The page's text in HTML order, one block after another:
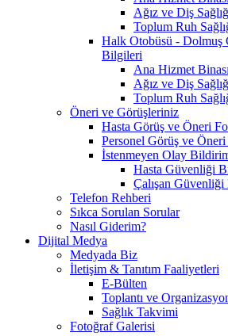
Ağız ve Diş
Toplum Ruh
Halk Otobüsü - Dolmuş
Bilgileri
Ana Hizmet Binası
Ağız ve Diş
Toplum Ruh
Öneri ve Görüşleriniz
Hasta Görüş ve Öneri
Personel Görüş ve
İstenmeyen Olay
Hasta Güvenliği
Çalışan
Telefon Rehberi
Sıkca Sorulan Sorular
Nasıl Giderim?
Dijital Medya
Medyada Biz
İletişim & Tanıtım Faaliyetleri
E-Bülten
Toplantı ve
Sağlık Takvimi
Fotoğraf Galerisi